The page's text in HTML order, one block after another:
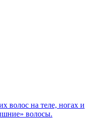
волос на теле, ногах и
волосы.